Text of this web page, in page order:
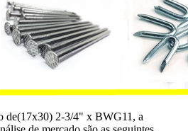
de(17x30) 2-3/4" x BWG11, a